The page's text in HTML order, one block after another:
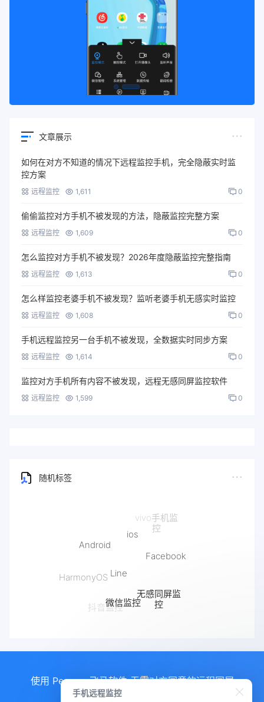
文章展示
如何在对方不知道的情况下远程监控手机，完全隐蔽实时监
控方案
远程监控 1,611 0
偷偷监控对方手机不被发现的方法，隐蔽监控完整方案
远程监控 1,609 0
怎么监控对方手机不被发现？2026年度隐蔽监控完整指南
远程监控 1,613 0
怎么样监控老婆手机不被发现？监听老婆手机无感实时监控
远程监控 1,608 0
手机远程监控另一台手机不被发现，全数据实时同步方案
远程监控 1,614 0
监控对方手机所有内容不被发现，远程无感同屏监控软件
远程监控 1,599 0
随机标签
iPhone远
程同屏监控
快手监控
抖音监控
ios
控
微信监控
使用 Pegasus飞马软件 无需对方同意的远程同屏
手机远程监控